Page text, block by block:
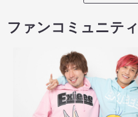
ファンコミュニティ